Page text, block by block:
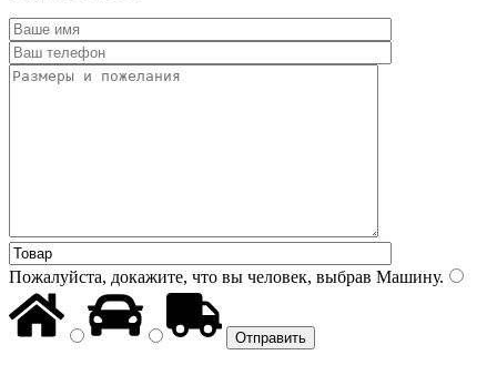
Пожалуйста, докажите, что вы человек, выбрав Машину.